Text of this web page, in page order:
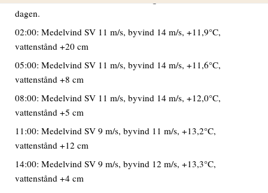
dagen.
02:00: Medelvind SV 11 m/s, byvind 14 m/s, +11,9°C,
vattenstånd +20 cm
05:00: Medelvind SV 11 m/s, byvind 14 m/s, +11,6°C,
vattenstånd +8 cm
08:00: Medelvind SV 11 m/s, byvind 14 m/s, +12,0°C,
vattenstånd +5 cm
11:00: Medelvind SV 9 m/s, byvind 11 m/s, +13,2°C,
vattenstånd +12 cm
14:00: Medelvind SV 9 m/s, byvind 12 m/s, +13,3°C,
vattenstånd +4 cm